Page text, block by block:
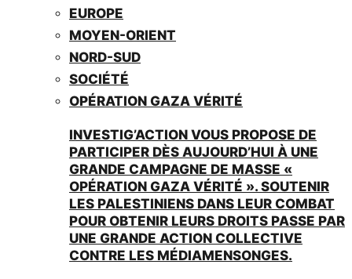
EUROPE
MOYEN-ORIENT
NORD-SUD
SOCIÉTÉ
OPÉRATION GAZA VÉRITÉ
INVESTIG’ACTION VOUS PROPOSE DE
PARTICIPER DÈS AUJOURD’HUI À UNE
GRANDE CAMPAGNE DE MASSE «
OPÉRATION GAZA VÉRITÉ ». SOUTENIR
LES PALESTINIENS DANS LEUR COMBAT
POUR OBTENIR LEURS DROITS PASSE PAR
UNE GRANDE ACTION COLLECTIVE
CONTRE LES MÉDIAMENSONGES.